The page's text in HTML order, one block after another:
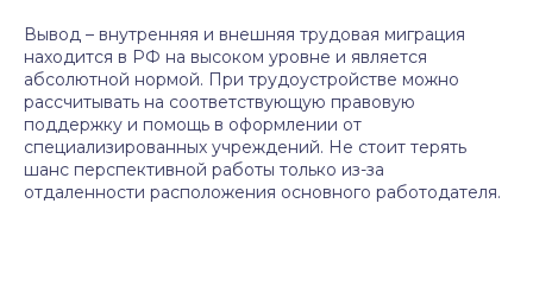
Вывод – внутренняя и внешняя трудовая миграция
находится в РФ на высоком уровне и является
абсолютной нормой. При трудоустройстве можно
рассчитывать на соответствующую правовую
поддержку и помощь в оформлении от
специализированных учреждений. Не стоит терять
шанс перспективной работы только из-за
отдаленности расположения основного работодателя.